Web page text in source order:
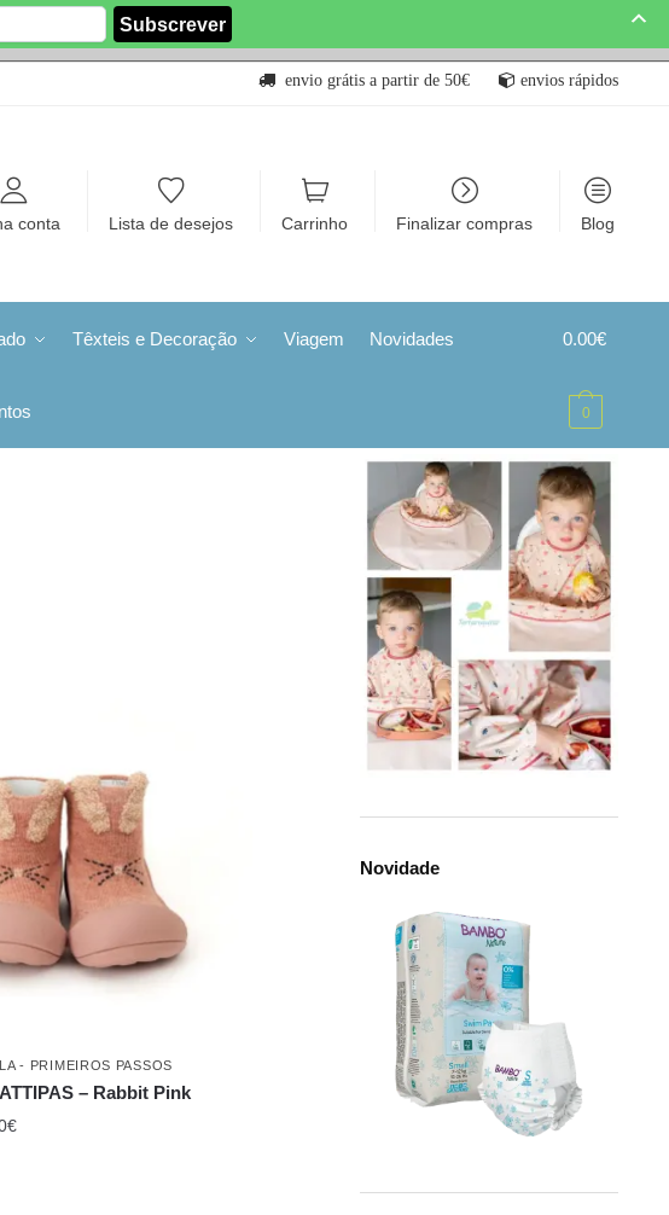
envio grátis a partir de 50€ envios rápidos
conta Lista de desejos Carrinho Finalizar compras Blog
Têxteis e Decoração Viagem Novidades 0.00€
0
- PRIMEIROS PASSOS
– Rabbit Pink
€
Novidade